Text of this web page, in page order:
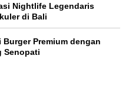
Nightlife Legendaris
di Bali
Premium dengan
Senopati